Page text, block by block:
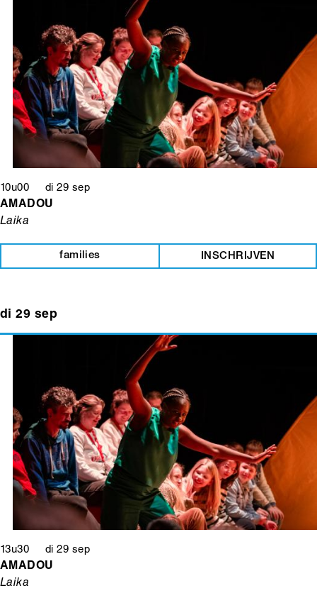
10u00 di 29 sep
AMADOU
Laika
families INSCHRIJVEN
di 29 sep
13u30 di 29 sep
AMADOU
Laika